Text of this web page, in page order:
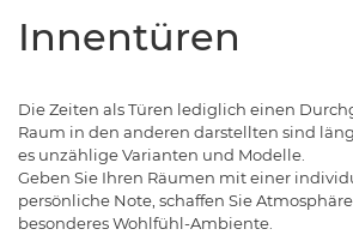
Innentüren
Die Zeiten als Türen lediglich einen
Raum in den anderen darstellten sind
es unzählige Varianten und Modelle.
Geben Sie Ihren Räumen mit einer
persönliche Note, schaffen Sie
besonderes Wohlfühl-Ambiente.